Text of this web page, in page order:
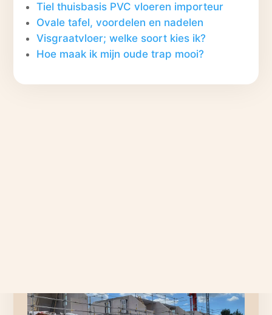
Tiel thuisbasis PVC vloeren importeur
Ovale tafel, voordelen en nadelen
Visgraatvloer; welke soort kies ik?
Hoe maak ik mijn oude trap mooi?